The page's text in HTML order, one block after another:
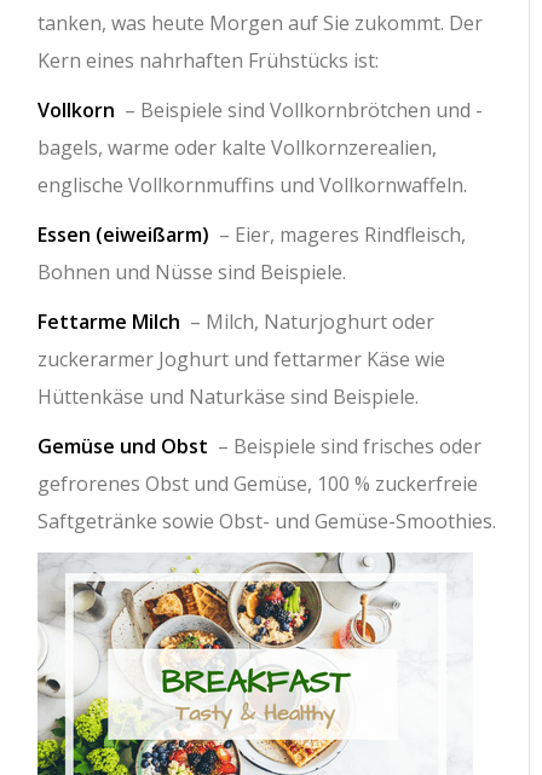
tanken, was heute Morgen auf Sie zukommt. Der
Kern eines nahrhaften Frühstücks ist:
Vollkorn – Beispiele sind Vollkornbrötchen und -
bagels, warme oder kalte Vollkornzerealien,
englische Vollkornmuffins und Vollkornwaffeln.
Essen (eiweißarm) – Eier, mageres Rindfleisch,
Bohnen und Nüsse sind Beispiele.
Fettarme Milch – Milch, Naturjoghurt oder
zuckerarmer Joghurt und fettarmer Käse wie
Hüttenkäse und Naturkäse sind Beispiele.
Gemüse und Obst – Beispiele sind frisches oder
gefrorenes Obst und Gemüse, 100 % zuckerfreie
Saftgetränke sowie Obst- und Gemüse-Smoothies.